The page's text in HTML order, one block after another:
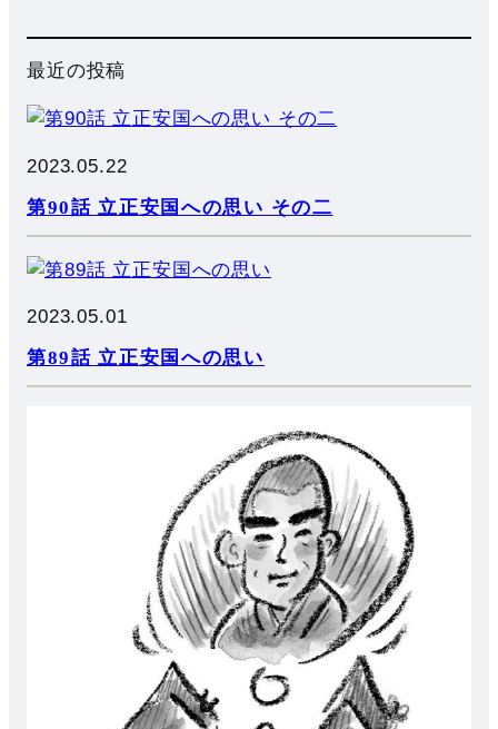
最近の投稿
2023.05.22
第90話 立正安国への思い その二
2023.05.01
第89話 立正安国への思い